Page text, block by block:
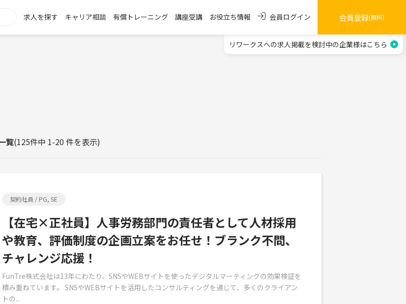
求人を探す キャリア相談 有償トレーニング 講座受講 お役立ち情報 会員ログイン 会員登録(無料)
リワークスへの求人掲載を検討中の企業様はこちら
覧(125件中 1-20 件を表示)
契約社員 / PG, SE
【在宅×正社員】人事労務部門の責任者として人材採用
や教育、評価制度の企画立案をお任せ！ブランク不問、
チャレンジ応援！
FunTre株式会社は13年にわたり、SNSやWEBサイトを使ったデジタルマーティングの効果検証を
積み重ねています。 SNSやWEBサイトを活用したコンサルティングを通じて、多くのクライアン
トの...
用・保守、テクニカルサポート、品質管理、その他エンジニア関連